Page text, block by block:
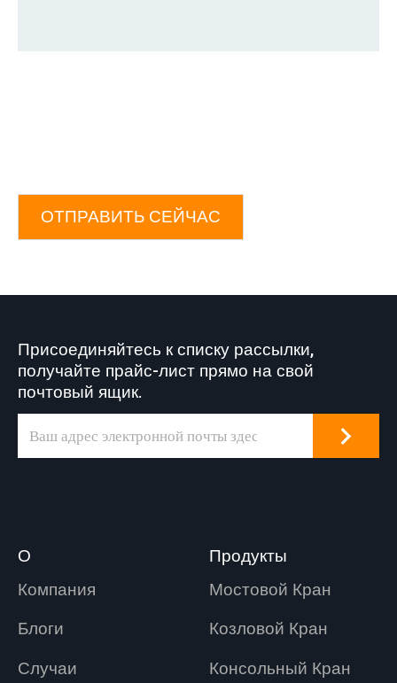
ОТПРАВИТЬ СЕЙЧАС
Присоединяйтесь к списку рассылки,
получайте прайс-лист прямо на свой
почтовый ящик.
О
Компания
Блоги
Случаи
Продукты
Мостовой Кран
Козловой Кран
Консольный Кран